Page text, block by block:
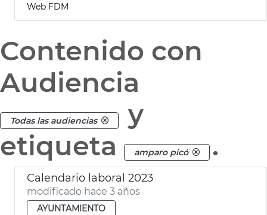
Web FDM
Contenido con
Audiencia
Todas las audiencias
y
etiqueta
amparo picó .
Calendario laboral 2023
modificado hace 3 años
AYUNTAMIENTO